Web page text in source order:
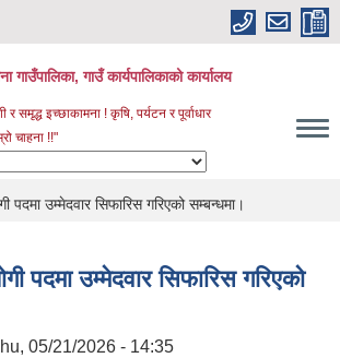
गाउँपालिका, गाउँ कार्यपालिकाको कार्यालय
समृद्ध इच्छाकामना ! कृषि, पर्यटन र पूर्वाधार
चाहना !!"
पदमा उम्मेदवार सिफारिस गरिएको सम्बन्धमा।
पदमा उम्मेदवार सिफारिस गरिएको
05/21/2026 - 14:35